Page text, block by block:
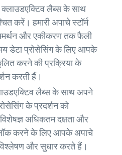
क्लाउडएक्टिव लैब्स के साथ
करें। हमारी अपाचे स्टॉर्म
और एकीकरण तक फैली
डेटा प्रोसेसिंग के लिए आपके
करने की प्रक्रिया के
करती हैं।
लैब्स के साथ अपने
के प्रदर्शन को
अधिकतम दक्षता और
करने के लिए आपके अपाचे
विश्लेषण और सुधार करते हैं।